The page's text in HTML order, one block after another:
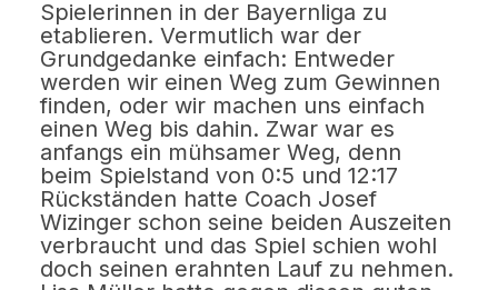
Spielerinnen in der Bayernliga zu
etablieren. Vermutlich war der
Grundgedanke einfach: Entweder
werden wir einen Weg zum Gewinnen
finden, oder wir machen uns einfach
einen Weg bis dahin. Zwar war es
anfangs ein mühsamer Weg, denn
beim Spielstand von 0:5 und 12:17
Rückständen hatte Coach Josef
Wizinger schon seine beiden Auszeiten
verbraucht und das Spiel schien wohl
doch seinen erahnten Lauf zu nehmen.